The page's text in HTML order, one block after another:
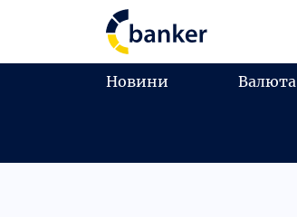
Новини Валюта